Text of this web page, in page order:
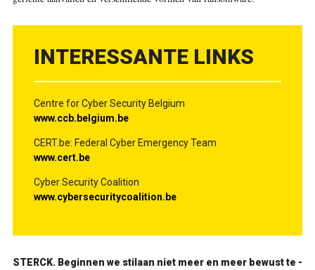
INTERESSANTE LINKS
Centre for Cyber Security Belgium
www.ccb.belgium.be
CERT.be: Federal Cyber Emergency Team
www.cert.be
Cyber Security Coalition
www.cybersecuritycoalition.be
STERCK. Beginnen we stilaan niet meer en meer bewust te ­